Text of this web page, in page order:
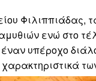
Φιλιππιάδας,
ενώ στο
έναν υπέροχο